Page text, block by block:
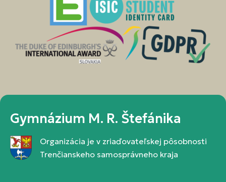
Gymnázium M. R. Štefánika
Organizácia je v zriaďovateľskej pôsobnosti
Trenčianskeho samosprávneho kraja